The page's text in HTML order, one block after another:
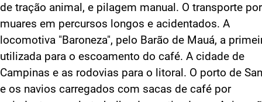
de tração animal, e pilagem manual. O transporte por
muares em percursos longos e acidentados. A
locomotiva "Baroneza", pelo Barão de Mauá, a
utilizada para o escoamento do café. A cidade de
Campinas e as rodovias para o litoral. O porto de
e os navios carregados com sacas de café por